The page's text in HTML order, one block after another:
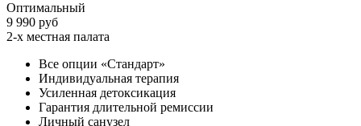
Оптимальный
9 990 руб
2-х местная палата
Все опции «Стандарт»
Индивидуальная терапия
Усиленная детоксикация
Гарантия длительной ремиссии
Личный санузел